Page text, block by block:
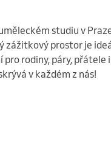
studiu v
zážitkový prostor je
rodiny, páry, přátele
v každém z nás!